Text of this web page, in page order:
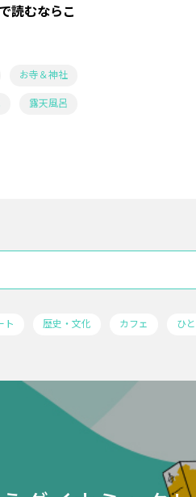
読むならこ
お寺＆神社
露天風呂
ト 歴史・文化 カフェ ひ